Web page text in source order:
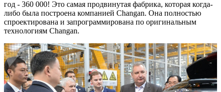
год - 360 000! Это самая продвинутая фабрика, которая когда-
либо была построена компанией Changan. Она полностью
спроектирована и запрограммирована по оригинальным
технологиям Changan.